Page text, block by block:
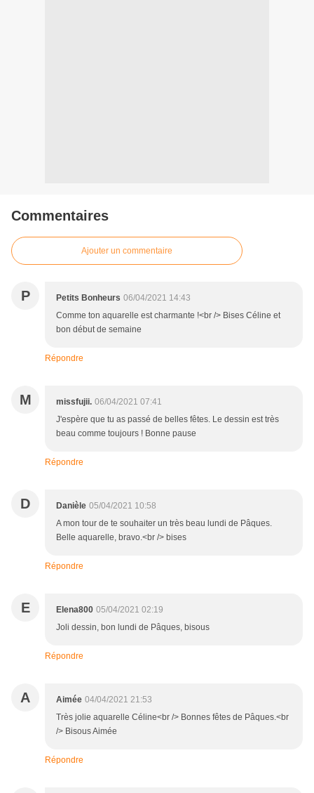
Commentaires
Ajouter un commentaire
P Petits Bonheurs 06/04/2021 14:43
Comme ton aquarelle est charmante !<br /> Bises Céline et
bon début de semaine
Répondre
M missfujii. 06/04/2021 07:41
J'espère que tu as passé de belles fêtes. Le dessin est très
beau comme toujours ! Bonne pause
Répondre
D Danièle 05/04/2021 10:58
A mon tour de te souhaiter un très beau lundi de Pâques.
Belle aquarelle, bravo.<br /> bises
Répondre
E Elena800 05/04/2021 02:19
Joli dessin, bon lundi de Pâques, bisous
Répondre
A Aimée 04/04/2021 21:53
Très jolie aquarelle Céline<br /> Bonnes fêtes de Pâques.<br
/> Bisous Aimée
Répondre